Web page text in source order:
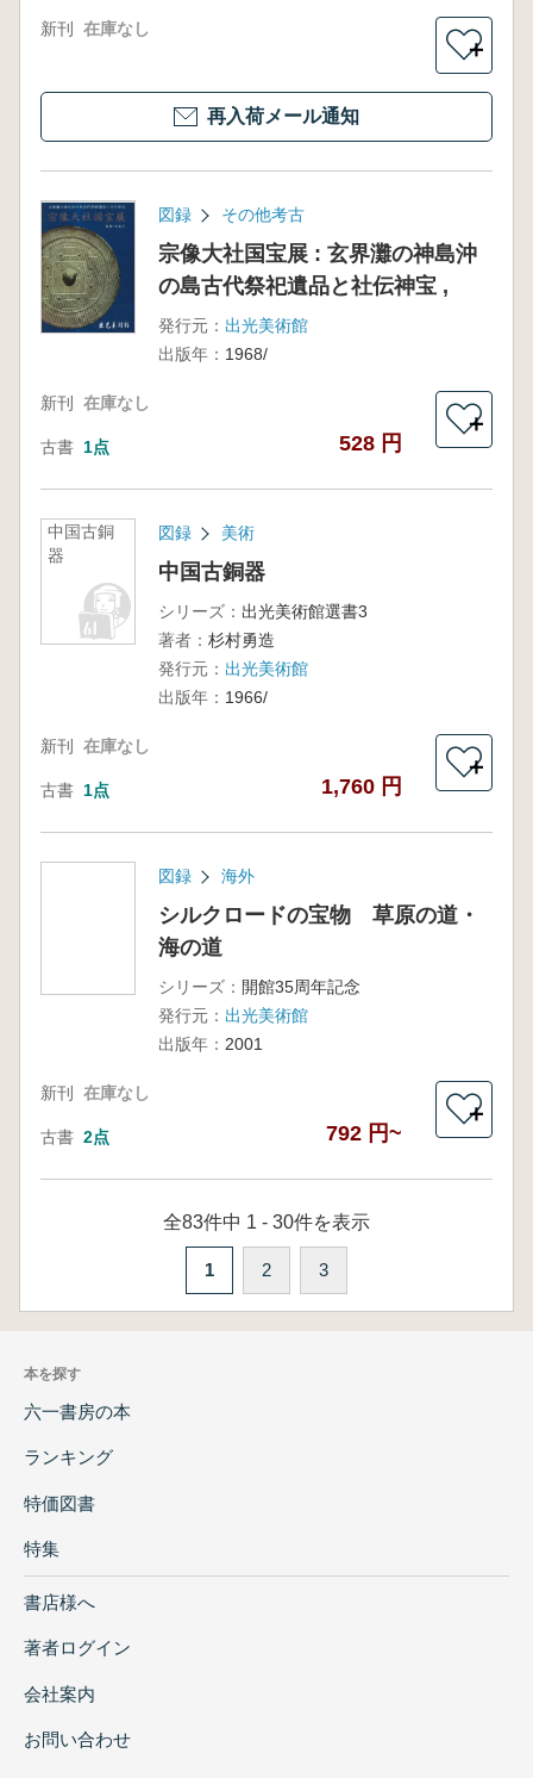
新刊 在庫なし
＋
再入荷メール通知
図録 その他考古
宗像大社国宝展 : 玄界灘の神島沖
の島古代祭祀遺品と社伝神宝 ,
発行元： 出光美術館
出版年： 1968/
新刊 在庫なし
古書 1点 528 円
＋
中国古銅
器
図録 美術
中国古銅器
シリーズ： 出光美術館選書3
著者： 杉村勇造
発行元： 出光美術館
出版年： 1966/
新刊 在庫なし
古書 1点 1,760 円
＋
図録 海外
シルクロードの宝物 草原の道・
海の道
シリーズ： 開館35周年記念
発行元： 出光美術館
出版年： 2001
新刊 在庫なし
古書 2点 792 円~
＋
全83件中 1 - 30件を表示
1 2 3
本を探す
六一書房の本
ランキング
特価図書
特集
書店様へ
著者ログイン
会社案内
お問い合わせ